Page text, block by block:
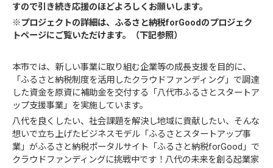
すので引き続き応援のほどよろしくお願いします。
※プロジェクトの詳細は、ふるさと納税forGoodのプロジェク
トページにご覧いただけます。（下記参照）
本市では、新しい事業に取り組む企業等の成長支援を目的に、
「ふるさと納税制度を活用したクラウドファンディング」で調達
した資金を原資に補助金を交付する「八代市ふるさとスタートア
ップ支援事業」を実施しています。
八代を良くしたい、社会課題を解決し地域に貢献したい、そんな
想いで立ち上げたビジネスモデル「ふるさとスタートアップ事
業」がふるさと納税ポータルサイト「ふるさと納税forGood」で
クラウドファンディングに挑戦中です！八代の未来を創る起業家